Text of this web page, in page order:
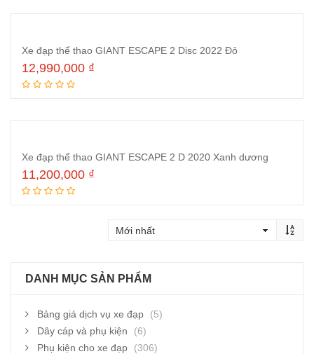
Xe đạp thể thao GIANT ESCAPE 2 Disc 2022 Đỏ
12,990,000 ₫
Xe đạp thể thao GIANT ESCAPE 2 D 2020 Xanh dương
11,200,000 ₫
DANH MỤC SẢN PHẨM
Bảng giá dịch vụ xe đạp
(5)
Dây cáp và phụ kiện
(6)
Phụ kiện cho xe đạp
(306)